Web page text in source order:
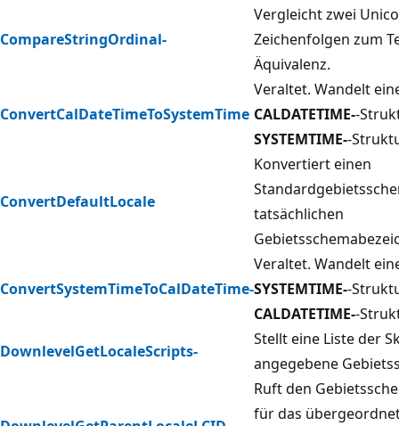
CompareStringOrdinal-
Vergleicht zwei
Zeichenfolgen zum
Äquivalenz.
ConvertCalDateTimeToSystemTime
Veraltet. Wandelt
CALDATETIME--
SYSTEMTIME--
ConvertDefaultLocale
Konvertiert einen
tatsächlichen
ConvertSystemTimeToCalDateTime-
Veraltet. Wandelt
SYSTEMTIME--
CALDATETIME--
DownlevelGetLocaleScripts-
Stellt eine Liste der
angegebene
Ruft den
für das